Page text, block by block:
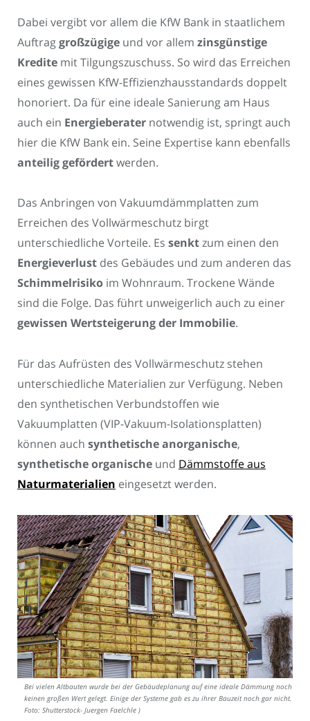
Dabei vergibt vor allem die KfW Bank in staatlichem
Auftraggroßzügige und vor allem zinsgünstige
Kredite mit Tilgungszuschuss. So wird das Erreichen
eines gewissen KfW-Effizienzhausstandards doppelt
honoriert. Da für eine ideale Sanierung am Haus
auch ein Energieberater notwendig ist, springt auch
hier die KfW Bank ein. Seine Expertise kann ebenfalls
anteilig gefördertwerden.
Das Anbringen von Vakuumdämmplatten zum
Erreichen des Vollwärmeschutz birgt
unterschiedliche Vorteile. Es senktzum einen den
Energieverlust des Gebäudes und zum anderen das
Schimmelrisiko im Wohnraum. Trockene Wände
sind die Folge. Das führt unweigerlich auch zu einer
gewissen Wertsteigerung der Immobilie.
Für das Aufrüsten des Vollwärmeschutz stehen
unterschiedliche Materialien zur Verfügung. Neben
den synthetischen Verbundstoffen wie
Vakuumplatten (VIP-Vakuum-Isolationsplatten)
können auch synthetischeanorganische,
synthetischeorganische und Dämmstoffe aus
Naturmaterialien eingesetzt werden.
Bei vielen Altbauten wurde bei der Gebäudeplanung auf eine ideale Dämmung noch
keinen großen Wert gelegt. Einige der Systeme gab es zu ihrer Bauzeit noch gar nicht. (
Foto: Shutterstock- Juergen Faelchle )